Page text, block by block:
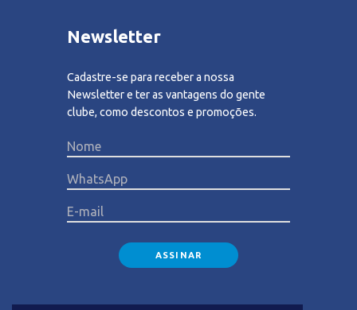
Newsletter
Cadastre-se para receber a nossa
Newsletter e ter as vantagens do gente
clube, como descontos e promoções.